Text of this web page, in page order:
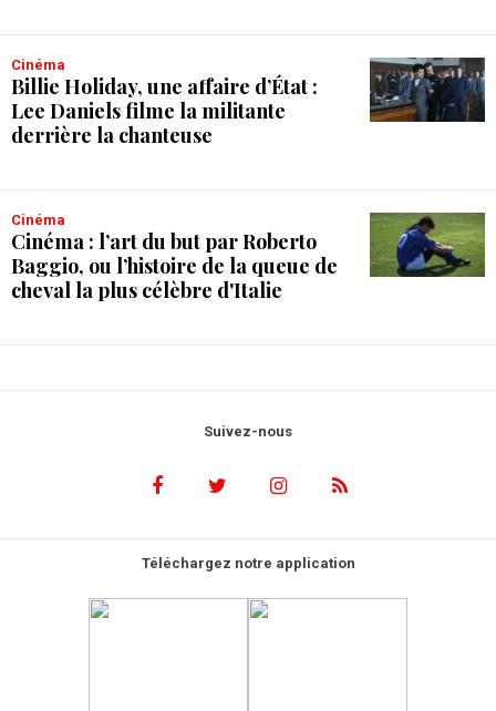
Cinéma
Billie Holiday, une affaire d’État :
Lee Daniels filme la militante
derrière la chanteuse
Cinéma
Cinéma : l’art du but par Roberto
Baggio, ou l’histoire de la queue de
cheval la plus célèbre d'Italie
Suivez-nous
Téléchargez notre application